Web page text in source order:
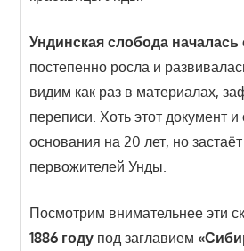
Ундинская слобода началась
постепенно росла и
видим как раз в материалах,
переписи. Хоть этот документ и
основания на 20 лет, но
первожителей Унды.
Посмотрим внимательнее эти
1886 году под заглавием